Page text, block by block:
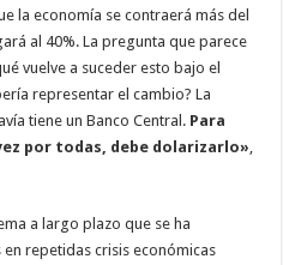
la economía se contraerá más del
al 40%. La pregunta que parece
vuelve a suceder esto bajo el
representar el cambio? La
tiene un Banco Central. Para
por todas, debe dolarizarlo»
a largo plazo que se ha
repetidas crisis económicas